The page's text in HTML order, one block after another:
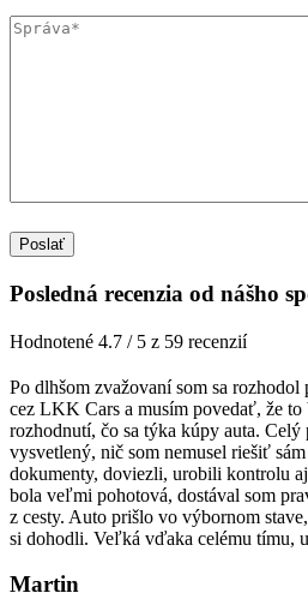
Posledná recenzia od nášho
Hodnotené 4.7 / 5 z 59 recenzií
Po dlhšom zvažovaní som sa rozhodol
cez LKK Cars a musím povedať, že to
rozhodnutí, čo sa týka kúpy auta.
vysvetlený, nič som nemusel riešiť
dokumenty, doviezli, urobili kontrolu
bola veľmi pohotová, dostával som
z cesty. Auto prišlo vo výbornom
si dohodli. Veľká vďaka celému tímu,
Martin